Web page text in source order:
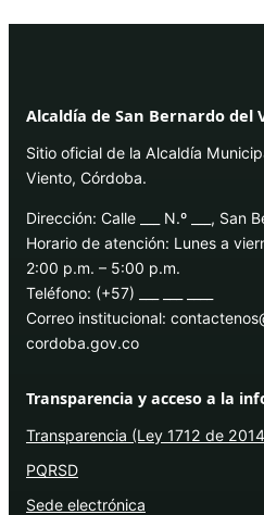
Alcaldía de San Bernardo del
Sitio oficial de la Alcaldía
Viento, Córdoba.
Dirección: Calle ___ N.º ___, San
Horario de atención: Lunes a
2:00 p.m. – 5:00 p.m.
Teléfono: (+57) ___ ___ ____
Correo institucional:
cordoba.gov.co
Transparencia y acceso a la
Transparencia (Ley 1712 de
PQRSD
Sede electrónica